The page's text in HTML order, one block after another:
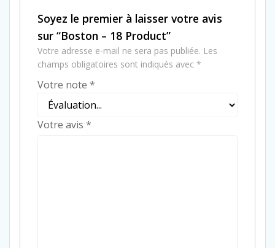
Soyez le premier à laisser votre avis
sur “Boston – 18 Product”
Votre adresse e-mail ne sera pas publiée. Les
champs obligatoires sont indiqués avec *
Votre note *
Votre avis *